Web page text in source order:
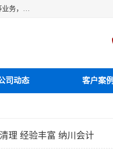
湘潭纳川会计服务有限公司主营从事：湘潭公司账务清理、湘潭公司注销、代理记账、公司变更、公司注册、审计报告等业务，公司设立有专门的代理注册部门，现有工商代办专员，部门经理从事工商代办多年，对各地区公司注册、公司变更、进出口业务等流程以及各行业公司注册、变更所需注意的细节都非常熟悉。
司动态 客户案例
理 经验丰富 纳川会计